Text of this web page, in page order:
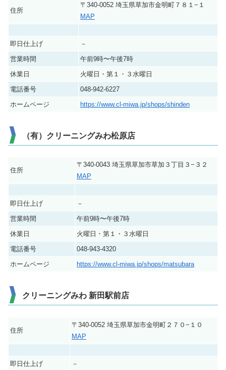
住所
〒340-0052 埼玉県草加市金明町７８１−１
MAP
即日仕上げ
－
営業時間
午前9時〜午後7時
休業日
火曜日・第１・３水曜日
電話番号
048-942-6227
ホームページ
https://www.cl-miwa.jp/shops/shinden
（有）クリーニングみわ松原店
住所
〒340-0043 埼玉県草加市草加３丁目３−３２
MAP
即日仕上げ
－
営業時間
午前9時〜午後7時
休業日
火曜日・第１・３水曜日
電話番号
048-943-4320
ホームページ
https://www.cl-miwa.jp/shops/matsubara
クリーニングみわ 新田駅前店
住所
〒340-0052 埼玉県草加市金明町２７０−１０
MAP
即日仕上げ
－